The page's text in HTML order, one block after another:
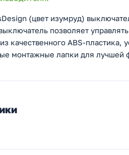
(цвет изумруд)
позволяет
качественного ABS-
монтажные лапки для лучшей